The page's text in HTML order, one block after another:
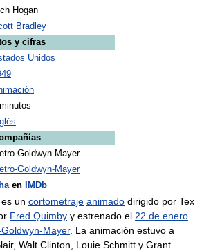
Hogan
Bradley
y cifras
Unidos
Goldwyn-Mayer
Goldwyn-Mayer
en IMDb
es un cortometraje animado dirigido por Tex
Fred Quimby y estrenado el 22 de enero
Mayer. La animación estuvo a
Walt Clinton, Louie Schmitt y Grant